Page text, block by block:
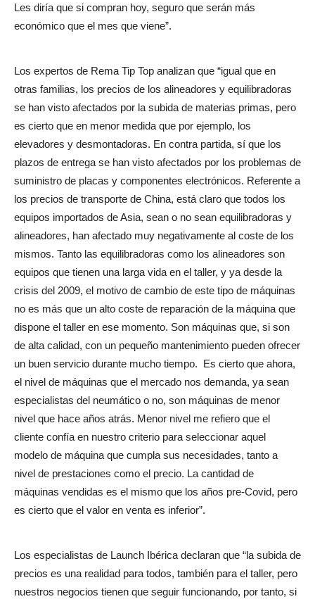
Les diría que si compran hoy, seguro que serán más
económico que el mes que viene”.
Los expertos de Rema Tip Top analizan que “igual que en
otras familias, los precios de los alineadores y equilibradoras
se han visto afectados por la subida de materias primas, pero
es cierto que en menor medida que por ejemplo, los
elevadores y desmontadoras. En contra partida, sí que los
plazos de entrega se han visto afectados por los problemas de
suministro de placas y componentes electrónicos. Referente a
los precios de transporte de China, está claro que todos los
equipos importados de Asia, sean o no sean equilibradoras y
alineadores, han afectado muy negativamente al coste de los
mismos. Tanto las equilibradoras como los alineadores son
equipos que tienen una larga vida en el taller, y ya desde la
crisis del 2009, el motivo de cambio de este tipo de máquinas
no es más que un alto coste de reparación de la máquina que
dispone el taller en ese momento. Son máquinas que, si son
de alta calidad, con un pequeño mantenimiento pueden ofrecer
un buen servicio durante mucho tiempo. Es cierto que ahora,
el nivel de máquinas que el mercado nos demanda, ya sean
especialistas del neumático o no, son máquinas de menor
nivel que hace años atrás. Menor nivel me refiero que el
cliente confía en nuestro criterio para seleccionar aquel
modelo de máquina que cumpla sus necesidades, tanto a
nivel de prestaciones como el precio. La cantidad de
máquinas vendidas es el mismo que los años pre-Covid, pero
es cierto que el valor en venta es inferior”.
Los especialistas de Launch Ibérica declaran que “la subida de
precios es una realidad para todos, también para el taller, pero
nuestros negocios tienen que seguir funcionando, por tanto, si